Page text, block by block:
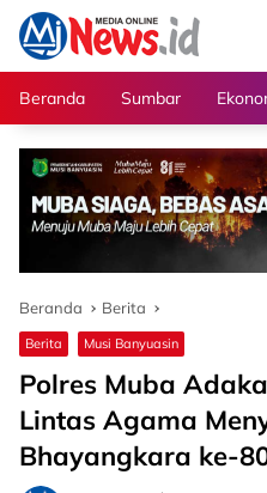
Langsung
konten
Beranda
Sumbar
Beranda Berita
Berita Musi Banyuasin
Polres Muba
Lintas Agama
Bhayangkara ke-